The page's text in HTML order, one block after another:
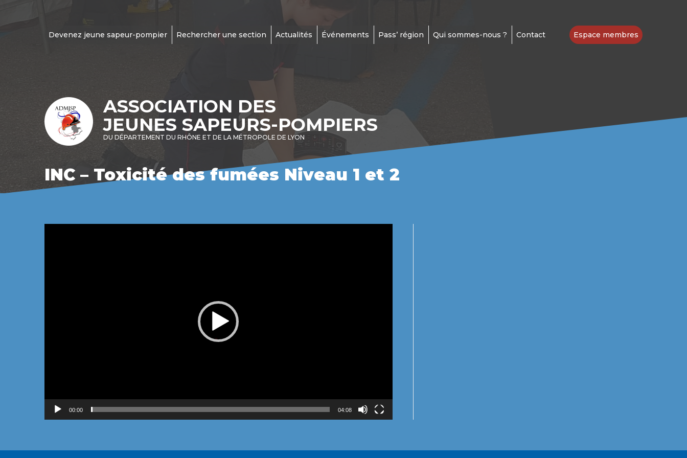
Devenez jeune sapeur-pompier Rechercher une section Actualités Événements Pass’ région Qui sommes-nous ? Contact Espace membres
ASSOCIATION DES
JEUNES SAPEURS-POMPIERS
DU DÉPARTEMENT DU RHÔNE ET DE LA MÉTROPOLE DE LYON
INC – Toxicité des fumées Niveau 1 et 2
00:00 04:08